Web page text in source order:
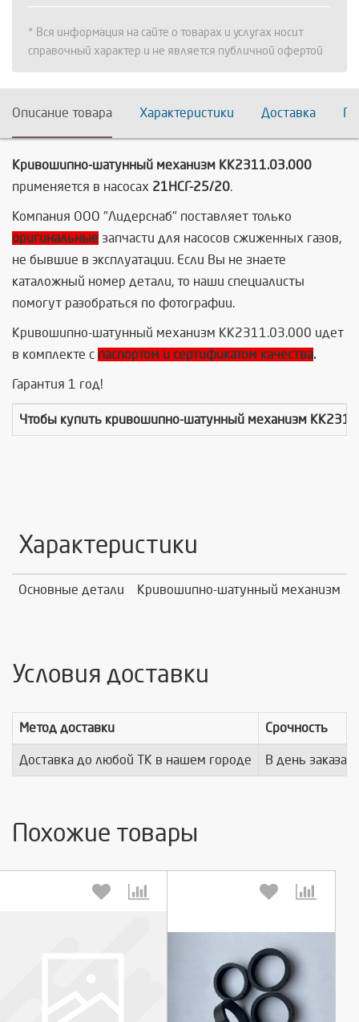
* Вся информация на сайте о товарах и услугах носит
справочный характер и не является публичной офертой
Описание товара Характеристики Доставка
Кривошипно-шатунный механизм КК2311.03.000
применяется в насосах 21НСГ-25/20.
Компания ООО "Лидерснаб" поставляет только
оригинальные запчасти для насосов сжиженных газов,
не бывшие в эксплуатации. Если Вы не знаете
каталожный номер детали, то наши специалисты
помогут разобраться по фотографии.
Кривошипно-шатунный механизм КК2311.03.000 идет
в комплекте с паспортом и сертификатом качества.
Гарантия 1 год!
Чтобы купить кривошипно-шатунный механизм
Характеристики
Основные детали Кривошипно-шатунный механизм
Условия доставки
Метод доставки Срочность
Доставка до любой ТК в нашем городе В день заказа
Похожие товары
Выберите количество: